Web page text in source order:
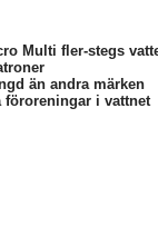
Multi fler-stegs
än andra märken
föroreningar i vattnet